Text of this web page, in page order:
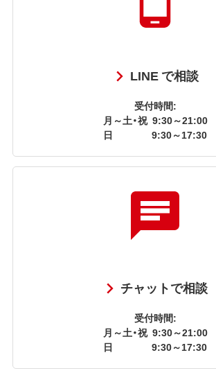
LINE で相談
受付時間:
月～土・祝 9:30～21:00
日
9:30～17:30
チャットで相談
受付時間:
月～土・祝 9:30～21:00
日
9:30～17:30